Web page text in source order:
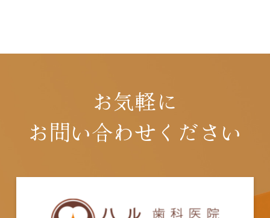
お気軽に
お問い合わせください